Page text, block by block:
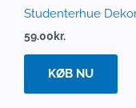
Studenterhue
59.00kr.
KØB NU